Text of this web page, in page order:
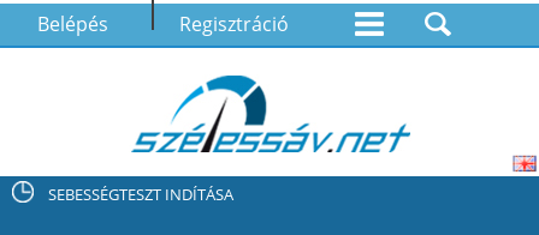
Belépés Regisztráció
SEBESSÉGTESZT INDÍTÁSA